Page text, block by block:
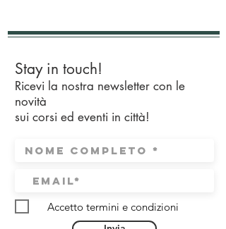
Stay in touch!
Ricevi la nostra newsletter con le
novità
sui corsi ed eventi in città!
Accetto termini e condizioni